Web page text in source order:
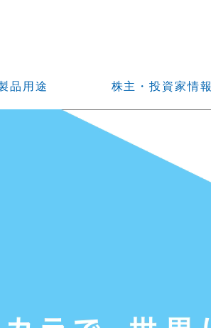
品用途 株主・投資家情報